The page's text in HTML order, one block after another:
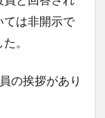
ては非開示で
。
の挨拶があり